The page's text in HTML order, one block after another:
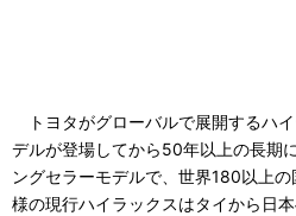
トヨタがグローバルで展開するハ
デルが登場してから50年以上の長期
ングセラーモデルで、世界180以上
様の現行ハイラックスはタイから日本